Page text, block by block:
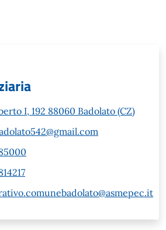
I, 192 88060 Badolato (CZ)